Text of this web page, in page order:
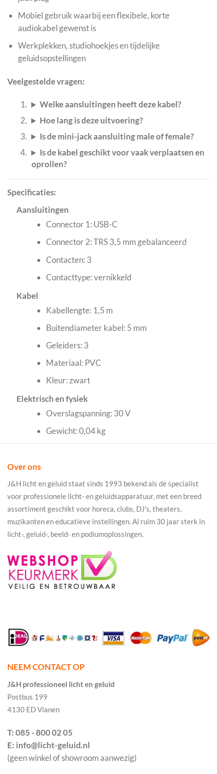
Mobiel gebruik waarbij een flexibele, korte
audiokabel gewenst is
Werkplekken, studiohoekjes en tijdelijke
geluidsopstellingen
Veelgestelde vragen:
Welke aansluitingen heeft deze kabel?
Hoe lang is deze uitvoering?
Is de mini-jack aansluiting male of female?
Is de kabel geschikt voor vaak verplaatsen en
oprollen?
Specificaties:
Aansluitingen
Connector 1: USB-C
Connector 2: TRS 3,5 mm gebalanceerd
Contacten: 3
Contacttype: vernikkeld
Kabel
Kabellengte: 1,5 m
Buitendiameter kabel: 5 mm
Geleiders: 3
Materiaal: PVC
Kleur: zwart
Elektrisch en fysiek
Overslagspanning: 30 V
Gewicht: 0,04 kg
Over ons
J&H licht en geluid staat sinds 1993 bekend als dé specialist
voor professionele licht- en geluidsapparatuur, met een breed
assortiment geschikt voor horeca, clubs, DJ's, theaters,
muzikanten en educatieve instellingen. Al ruim 30 jaar sterk in
licht-, geluid-, beeld- en podiumoplossingen.
NEEM CONTACT OP
J&H professioneel licht en geluid
Postbus 199
4130 ED Vianen
T: 085 - 800 02 05
E: info@licht-geluid.nl
(geen winkel of showroom aanwezig)